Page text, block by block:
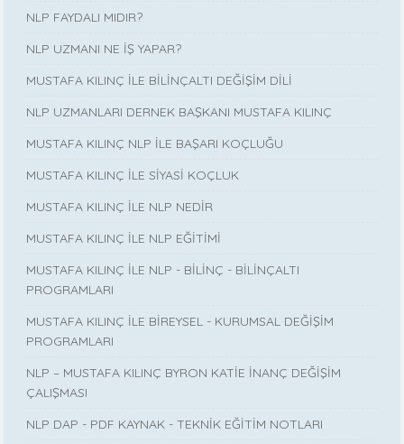
NLP FAYDALI MIDIR?
NLP UZMANI NE İŞ YAPAR?
MUSTAFA KILINÇ İLE BİLİNÇALTI DEĞİŞİM DİLİ
NLP UZMANLARI DERNEK BAŞKANI MUSTAFA KILINÇ
MUSTAFA KILINÇ NLP İLE BAŞARI KOÇLUĞU
MUSTAFA KILINÇ İLE SİYASİ KOÇLUK
MUSTAFA KILINÇ İLE NLP NEDİR
MUSTAFA KILINÇ İLE NLP EĞİTİMİ
MUSTAFA KILINÇ İLE NLP - BİLİNÇ - BİLİNÇALTI
PROGRAMLARI
MUSTAFA KILINÇ İLE BİREYSEL - KURUMSAL DEĞİŞİM
PROGRAMLARI
NLP – MUSTAFA KILINÇ BYRON KATİE İNANÇ DEĞİŞİM
ÇALIŞMASI
NLP DAP - PDF KAYNAK - TEKNİK EĞİTİM NOTLARI